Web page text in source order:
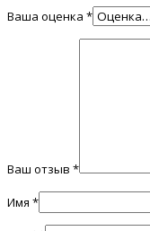
Ваша оценка *
Ваш отзыв *
Имя *